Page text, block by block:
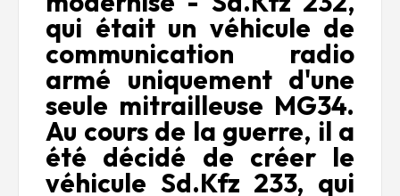
qui était un véhicule de
communication radio
armé uniquement d'une
seule mitrailleuse MG34.
Au cours de la guerre, il a
été décidé de créer le
véhicule Sd.Kfz 233, qui